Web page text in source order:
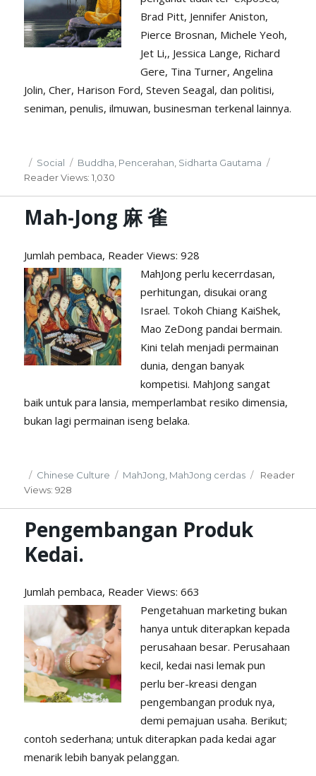
Brad Pitt, Jennifer Aniston,
Pierce Brosnan, Michele Yeoh,
Jet Li,, Jessica Lange, Richard
Gere, Tina Turner, Angelina
Jolin, Cher, Harison Ford, Steven Seagal, dan politisi,
seniman, penulis, ilmuwan, businesman terkenal lainnya.
Posted
on
Categories
Social Tags
Buddha Pencerahan Sidharta Gautama
ReaderViews: 1,030
Mah-Jong 麻 雀
Jumlah pembaca, ReaderViews: 928
MahJong perlu kecerrdasan,
perhitungan, disukai orang
Israel. Tokoh Chiang KaiShek,
Mao ZeDong pandai bermain.
Kini telah menjadi permainan
dunia, dengan banyak
kompetisi. MahJong sangat
baik untuk para lansia, memperlambat resiko dimensia,
bukan lagi permainan iseng belaka.
Posted
on
Categories
Chinese Culture Tags
MahJong MahJong cerdas
Reader
Views: 928
Pengembangan Produk
Kedai.
Jumlah pembaca, ReaderViews: 663
Pengetahuan marketing bukan
hanya untuk diterapkan kepada
perusahaan besar. Perusahaan
kecil, kedai nasi lemak pun
perlu ber-kreasi dengan
pengembangan produk nya,
demi pemajuan usaha. Berikut;
contoh sederhana; untuk diterapkan pada kedai agar
menarik lebih banyak pelanggan.